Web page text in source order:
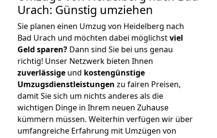
Urach: Günstig umziehen
Sie planen einen Umzug von Heidelberg nach
Bad Urach und möchten dabei möglichstviel
Geld sparen? Dann sind Sie bei uns genau
richtig! Unser Netzwerk bieten Ihnen
zuverlässige und kostengünstige
Umzugsdienstleistungen zu fairen Preisen,
damit Sie sich um nichts anderes als die
wichtigen Dinge in Ihrem neuen Zuhause
kümmern müssen. Weiterhin verfügen wir über
umfangreiche Erfahrung mit Umzügen von